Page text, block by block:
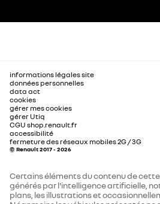
informations légales site
données personnelles
data act
cookies
gérer mes cookies
gérer Utiq
CGU shop.renault.fr
accessibilité
fermeture des réseaux mobiles 2G / 3G
© Renault 2017 - 2026
Certains éléments du contenu de
générés par l'intelligence artificielle,
plans, les illustrations et